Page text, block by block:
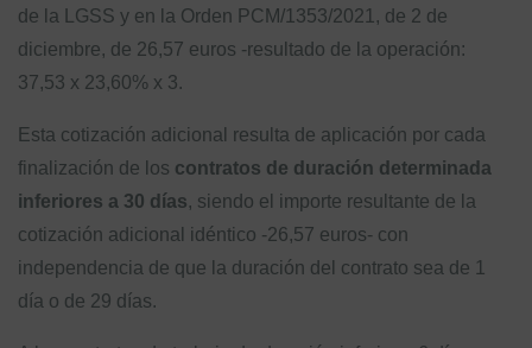
de la LGSS y en la Orden PCM/1353/2021, de 2 de
diciembre, de 26,57 euros -resultado de la operación:
37,53 x 23,60% x 3.
Esta cotización adicional resulta de aplicación por cada
finalización de los contratos de duración determinada
inferiores a 30 días, siendo el importe resultante de la
cotización adicional idéntico -26,57 euros- con
independencia de que la duración del contrato sea de 1
día o de 29 días.